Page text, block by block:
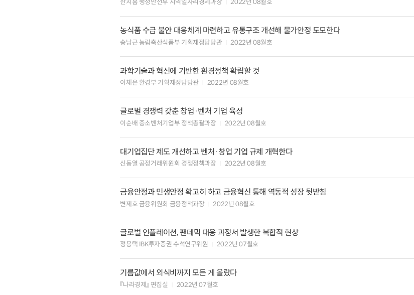
한치흠 행정안전부 지역일자리경제과장 2022년 08월호
농식품 수급 불안 대응체계 마련하고 유통구조 개선해 물가안정 도모한다
송남근 농림축산식품부 기획재정담당관 2022년 08월호
과학기술과 혁신에 기반한 환경정책 확립할 것
이채은 환경부 기획재정담당관 2022년 08월호
글로벌 경쟁력 갖춘 창업·벤처 기업 육성
이순배 중소벤처기업부 정책총괄과장 2022년 08월호
대기업집단 제도 개선하고 벤처·창업 기업 규제 개혁한다
신동열 공정거래위원회 경쟁정책과장 2022년 08월호
금융안정과 민생안정 확고히 하고 금융혁신 통해 역동적 성장 뒷받침
변제호 금융위원회 금융정책과장 2022년 08월호
글로벌 인플레이션, 팬데믹 대응 과정서 발생한 복합적 현상
정용택 IBK투자증권 수석연구위원 2022년 07월호
기름값에서 외식비까지 모든 게 올랐다
『나라경제』 편집실 2022년 07월호